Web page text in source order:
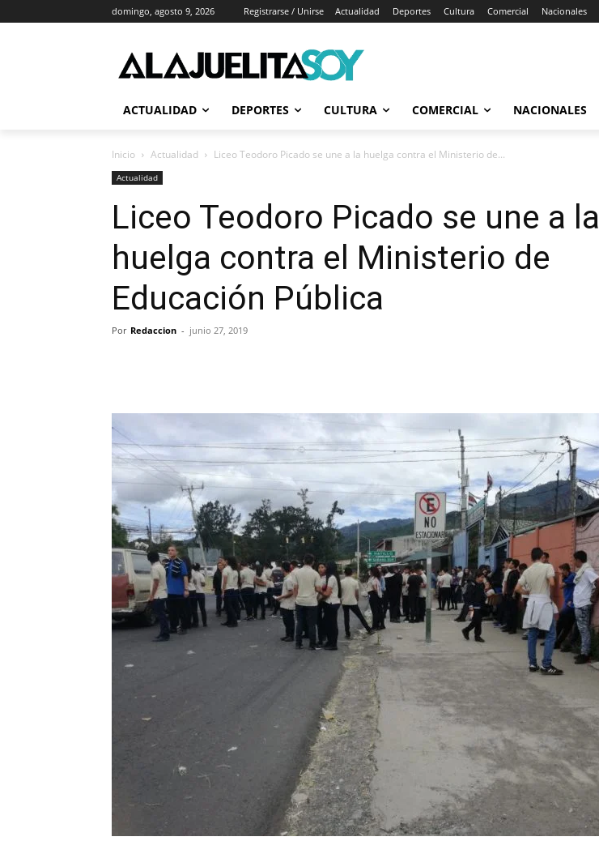
domingo, agosto 9, 2026 Registrarse / Unirse Actualidad Deportes Cultura Comercial Nacionales
ACTUALIDAD DEPORTES CULTURA COMERCIAL NACIONALES
Inicio Actualidad Liceo Teodoro Picado se une a la huelga contra el Ministerio de...
Actualidad
Liceo Teodoro Picado se une a la
huelga contra el Ministerio de
Educación Pública
Por Redaccion - junio 27, 2019